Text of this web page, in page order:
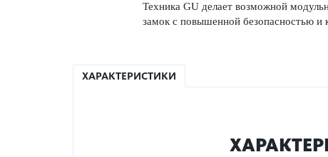
Техника GU делает возможной
замок с повышенной безопасностью и
ХАРАКТЕРИСТИКИ